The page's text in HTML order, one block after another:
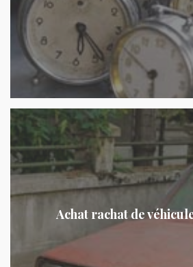
Achat rachat de